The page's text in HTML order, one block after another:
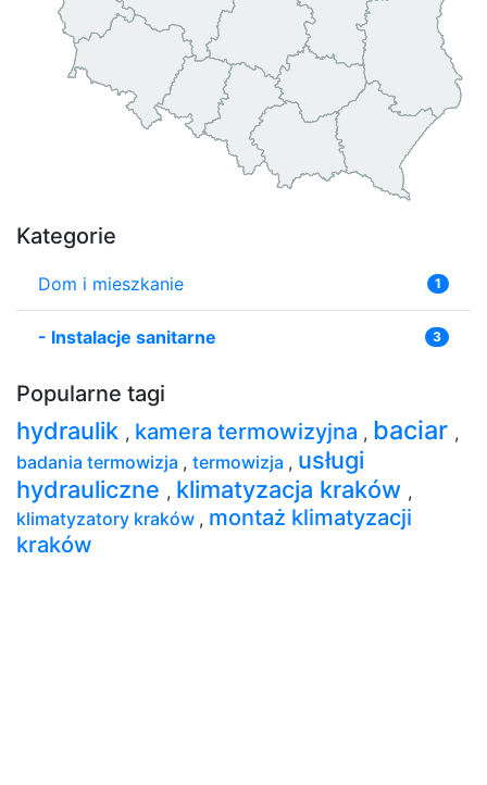
Kategorie
Dom i mieszkanie 1
- Instalacje sanitarne 3
Popularne tagi
hydraulik , kamera termowizyjna , baciar ,
badania termowizja , termowizja , usługi
hydrauliczne , klimatyzacja kraków ,
klimatyzatory kraków , montaż klimatyzacji
kraków